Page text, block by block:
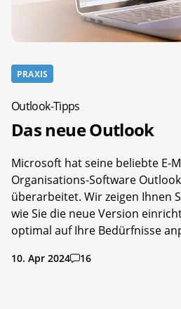
PRAXIS
Outlook-Tipps
Das neue Outlook
Microsoft hat seine beliebte E-
Organisations-Software
überarbeitet. Wir zeigen Ihnen
wie Sie die neue Version
optimal auf Ihre Bedürfnisse
10. Apr 2024 16